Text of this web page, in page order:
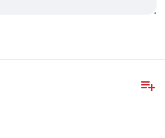
playlist_add